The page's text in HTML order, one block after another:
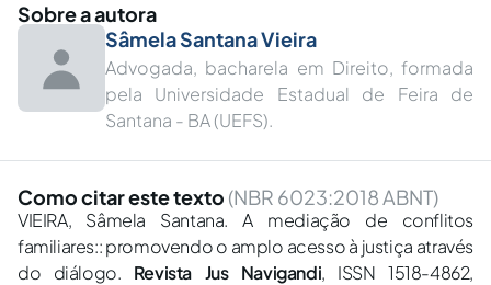
Sobre a autora
Sâmela Santana Vieira
Advogada, bacharela em Direito, formada
pela Universidade Estadual de Feira de
Santana - BA (UEFS).
Como citar este texto (NBR 6023:2018 ABNT)
VIEIRA, Sâmela Santana. A mediação de conflitos
familiares:: promovendo o amplo acesso à justiça através
do diálogo. Revista Jus Navigandi, ISSN 1518-4862,